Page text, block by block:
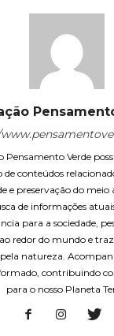
Pensamento Verde
de conteúdos
e preservação do
de informações
para a sociedade,
redor do mundo e
natureza.
contribuindo
para o nosso Planeta